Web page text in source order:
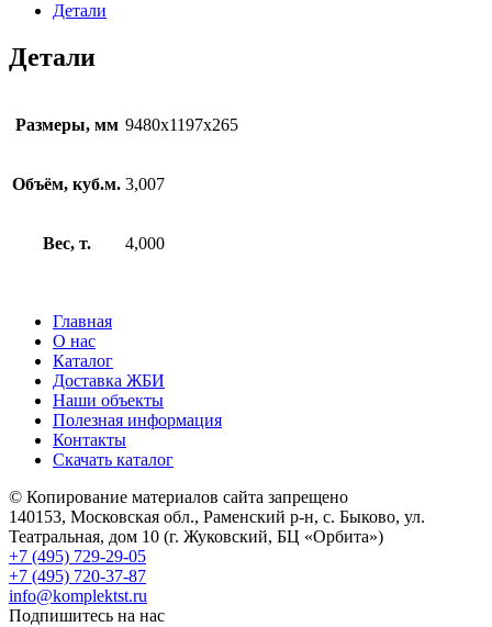
Детали
Детали
Размеры, мм 9480х1197х265
Объём, куб.м. 3,007
Вес, т. 4,000
Главная
О нас
Каталог
Доставка ЖБИ
Наши объекты
Полезная информация
Контакты
Скачать каталог
© Копирование материалов сайта запрещено
140153, Московская обл., Раменский р-н, с. Быково, ул.
Театральная, дом 10 (г. Жуковский, БЦ «Орбита»)
+7 (495) 729-29-05
+7 (495) 720-37-87
info@komplektst.ru
Подпишитесь на нас